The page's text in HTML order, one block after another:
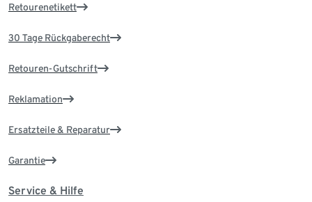
Retourenetikett
30 Tage Rückgaberecht
Retouren-Gutschrift
Reklamation
Ersatzteile & Reparatur
Garantie
Service & Hilfe